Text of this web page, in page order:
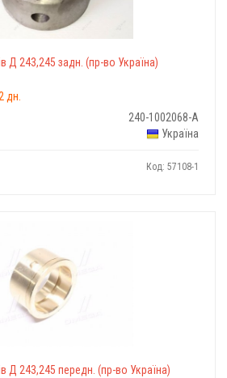
Д 243,245 задн. (пр-во Україна)
дн.
240-1002068-А
Україна
Код: 57108-1
Д 243,245 передн. (пр-во Україна)